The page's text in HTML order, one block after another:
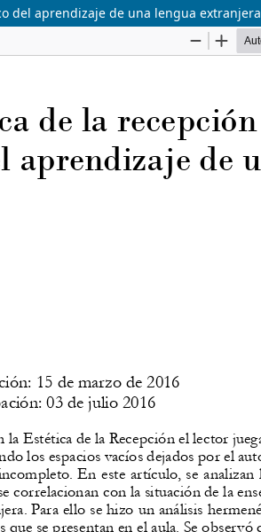
del aprendizaje de una lengua extranjera